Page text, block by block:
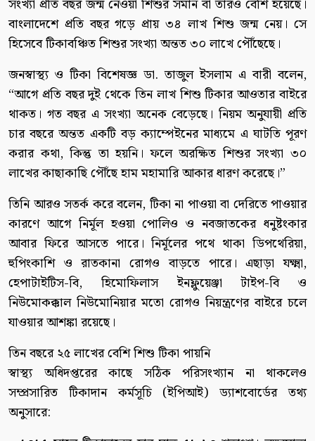
সংখ্যা প্রতি বছর জন্ম নেওয়া শিশুর সমান বা তারও বেশি হয়েছে।
বাংলাদেশে প্রতি বছর গড়ে প্রায় ৩৪ লাখ শিশু জন্ম নেয়। সে
হিসেবে টিকাবঞ্চিত শিশুর সংখ্যা অন্তত ৩০ লাখে পৌঁছেছে।
জনস্বাস্থ্য ও টিকা বিশেষজ্ঞ ডা. তাজুল ইসলাম এ বারী বলেন,
“আগে প্রতি বছর দুই থেকে তিন লাখ শিশু টিকার আওতার বাইরে
থাকত। গত বছর এ সংখ্যা অনেক বেড়েছে। নিয়ম অনুযায়ী প্রতি
চার বছরে অন্তত একটি বড় ক্যাম্পেইনের মাধ্যমে এ ঘাটতি পূরণ
করার কথা, কিন্তু তা হয়নি। ফলে অরক্ষিত শিশুর সংখ্যা ৩০
লাখের কাছাকাছি পৌঁছে হাম মহামারি আকার ধারণ করেছে।”
তিনি আরও সতর্ক করে বলেন, টিকা না পাওয়া বা দেরিতে পাওয়ার
কারণে আগে নির্মূল হওয়া পোলিও ও নবজাতকের ধনুষ্টংকার
আবার ফিরে আসতে পারে। নির্মূলের পথে থাকা ডিপথেরিয়া,
হুপিংকাশি ও রাতকানা রোগও বাড়তে পারে। এছাড়া যক্ষ্মা,
হেপাটাইটিস-বি, হিমোফিলাস ইনফ্লুয়েঞ্জা টাইপ-বি ও
নিউমোকক্কাল নিউমোনিয়ার মতো রোগও নিয়ন্ত্রণের বাইরে চলে
যাওয়ার আশঙ্কা রয়েছে।
তিন বছরে ২৫ লাখের বেশি শিশু টিকা পায়নি
স্বাস্থ্য অধিদপ্তরের কাছে সঠিক পরিসংখ্যান না থাকলেও
সম্প্রসারিত টিকাদান কর্মসূচি (ইপিআই) ড্যাশবোর্ডের তথ্য
অনুসারে: